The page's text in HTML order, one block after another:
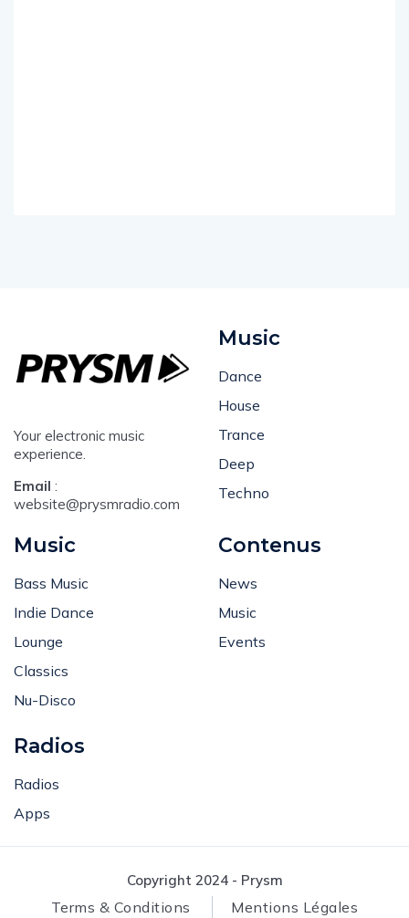
Your electronic music
experience.
Email :
website@prysmradio.com
Music
Dance
House
Trance
Deep
Techno
Music
Bass Music
Indie Dance
Lounge
Classics
Nu-Disco
Contenus
News
Music
Events
Radios
Radios
Apps
Copyright 2024 - Prysm
Terms & Conditions Mentions Légales